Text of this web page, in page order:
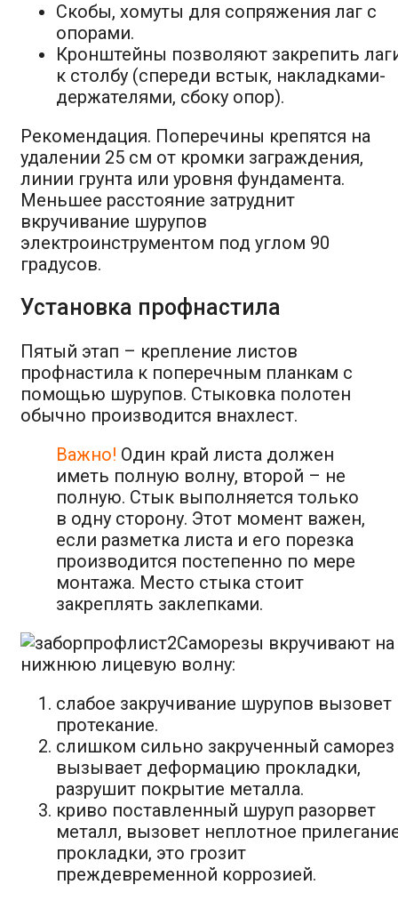
Скобы, хомуты для сопряжения лаг с
опорами.
Кронштейны позволяют закрепить
к столбу (спереди встык, накладками-
держателями, сбоку опор).
Рекомендация. Поперечины крепятся на
удалении 25 см от кромки заграждения,
линии грунта или уровня фундамента.
Меньшее расстояние затруднит
вкручивание шурупов
электроинструментом под углом 90
градусов.
Установка профнастила
Пятый этап – крепление листов
профнастила к поперечным планкам с
помощью шурупов. Стыковка полотен
обычно производится внахлест.
Важно! Один край листа должен
иметь полную волну, второй – не
полную. Стык выполняется только
в одну сторону. Этот момент важен,
если разметка листа и его порезка
производится постепенно по мере
монтажа. Место стыка стоит
закреплять заклепками.
Саморезы вкручивают на
нижнюю лицевую волну:
слабое закручивание шурупов вызовет
протекание.
слишком сильно закрученный саморез
вызывает деформацию прокладки,
разрушит покрытие металла.
криво поставленный шуруп разорвет
металл, вызовет неплотное
прокладки, это грозит
преждевременной коррозией.